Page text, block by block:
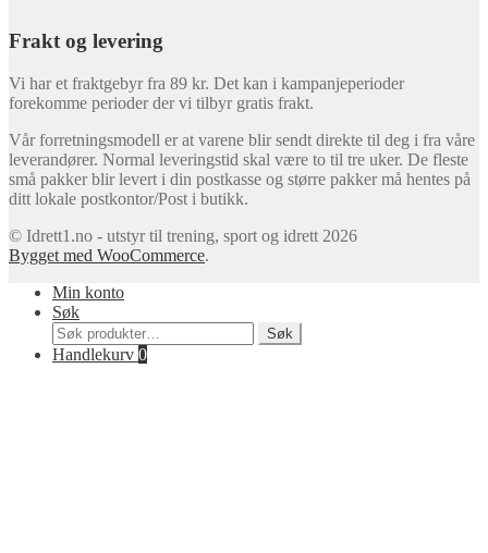
Frakt og levering
Vi har et fraktgebyr fra 89 kr. Det kan i kampanjeperioder
forekomme perioder der vi tilbyr gratis frakt.
Vår forretningsmodell er at varene blir sendt direkte til deg i fra våre
leverandører. Normal leveringstid skal være to til tre uker. De fleste
små pakker blir levert i din postkasse og større pakker må hentes på
ditt lokale postkontor/Post i butikk.
© Idrett1.no - utstyr til trening, sport og idrett 2026
Bygget med WooCommerce.
Min konto
Søk
Søk
etter:
Søk
Handlekurv 0